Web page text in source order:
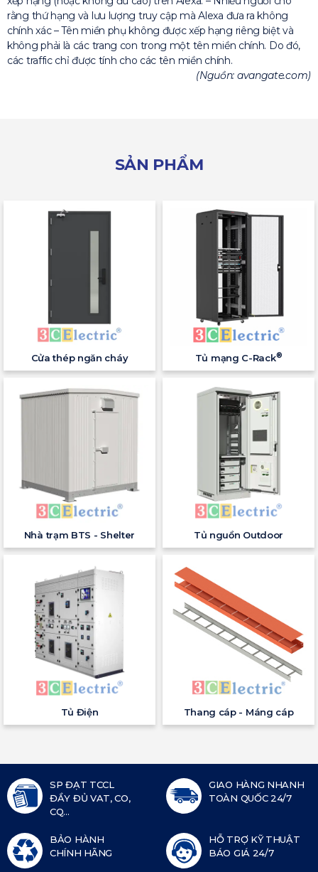
rằng thứ hạng và lưu lượng truy cập mà Alexa đưa ra không
chính xác – Tên miền phụ không được xếp hạng riêng biệt và
không phải là các trang con trong một tên miền chính. Do đó,
các traffic chỉ được tính cho các tên miền chính.
(Nguồn: avangate.com)
SẢN PHẨM
Cửa thép ngăn cháy Tủ mạng C-Rack®
Nhà trạm BTS - Shelter Tủ nguồn Outdoor
Tủ Điện Thang cáp - Máng cáp
SP ĐẠT TCCL
ĐẦY ĐỦ VAT, CO,
CQ...
GIAO HÀNG NHANH
TOÀN QUỐC 24/7
BẢO HÀNH
CHÍNH HÃNG
HỖ TRỢ KỸ THUẬT
BÁO GIÁ 24/7